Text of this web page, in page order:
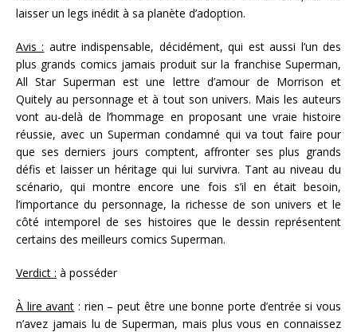
laisser un legs inédit à sa planète d’adoption.
Avis : autre indispensable, décidément, qui est aussi l’un des
plus grands comics jamais produit sur la franchise Superman,
All Star Superman est une lettre d’amour de Morrison et
Quitely au personnage et à tout son univers. Mais les auteurs
vont au-delà de l’hommage en proposant une vraie histoire
réussie, avec un Superman condamné qui va tout faire pour
que ses derniers jours comptent, affronter ses plus grands
défis et laisser un héritage qui lui survivra. Tant au niveau du
scénario, qui montre encore une fois s’il en était besoin,
l’importance du personnage, la richesse de son univers et le
côté intemporel de ses histoires que le dessin représentent
certains des meilleurs comics Superman.
Verdict : à posséder
À lire avant : rien – peut être une bonne porte d’entrée si vous
n’avez jamais lu de Superman, mais plus vous en connaissez